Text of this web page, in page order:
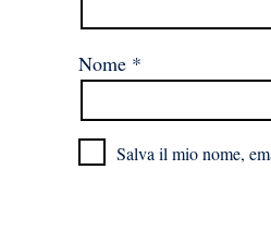
Nome *
Salva il mio nome,